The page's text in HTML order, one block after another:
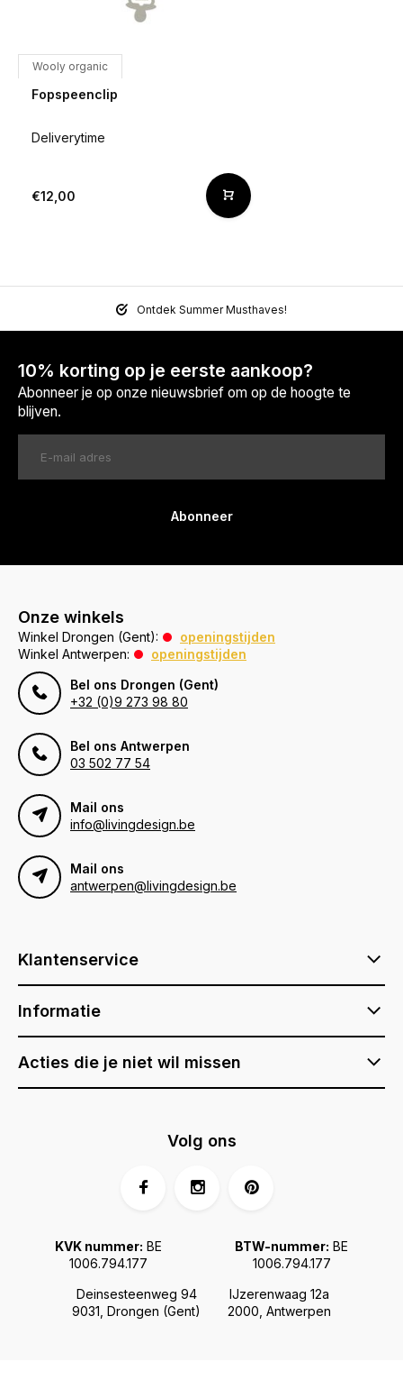
Wooly organic
Fopspeenclip
Deliverytime
€12,00
Ontdek Summer Musthaves!
10% korting op je eerste aankoop?
Abonneer je op onze nieuwsbrief om op de hoogte te
blijven.
Abonneer
Onze winkels
Winkel Drongen (Gent):
openingstijden
Winkel Antwerpen:
openingstijden
Bel ons Drongen (Gent)
+32 (0)9 273 98 80
Bel ons Antwerpen
03 502 77 54
Mail ons
info@livingdesign.be
Mail ons
antwerpen@livingdesign.be
Klantenservice
Informatie
Acties die je niet wil missen
Deinsesteenweg 94
9031, Drongen (Gent)
IJzerenwaag 12a
2000, Antwerpen
KVK nummer: BE
1006.794.177
BTW-nummer: BE
1006.794.177
Volg ons